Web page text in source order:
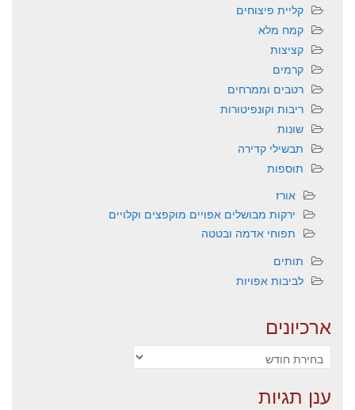
קליית פיצוחים
קמח מלא
קציצות
קרמים
רטבים וממרחים
ריבות וקונפיטורות
שונות
תבשילי קדירה
תוספות
אורז
ירקות מבושלים אפויים מוקפצים וקלויים
תפוחי אדמה ובטטה
תותים
לביבות אפויות
ארכיונים
ענן תגיות